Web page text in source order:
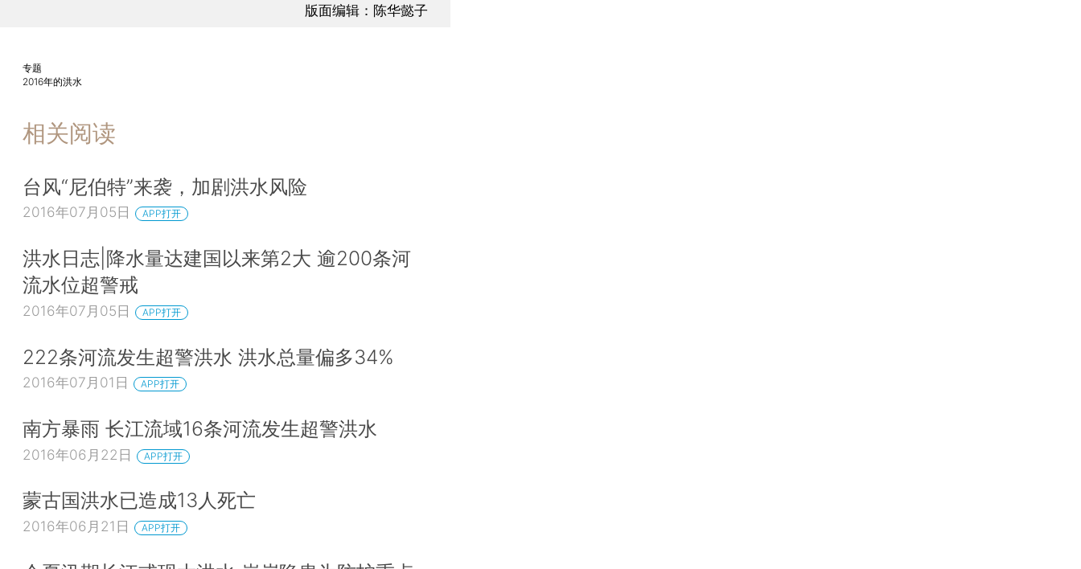
版面编辑：陈华懿子
专题
2016年的洪水
相关阅读
台风“尼伯特”来袭，加剧洪水风险
2016年07月05日 APP打开
洪水日志|降水量达建国以来第2大 逾200条河
流水位超警戒
2016年07月05日 APP打开
222条河流发生超警洪水 洪水总量偏多34%
2016年07月01日 APP打开
南方暴雨 长江流域16条河流发生超警洪水
2016年06月22日 APP打开
蒙古国洪水已造成13人死亡
2016年06月21日 APP打开